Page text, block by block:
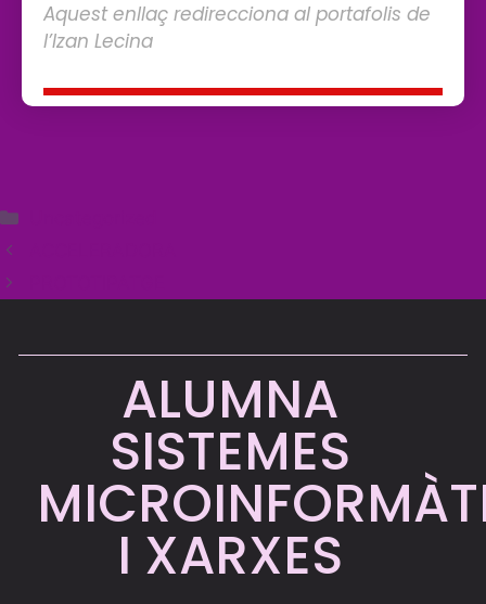
Aquest enllaç redirecciona al portafolis de
l’Izan Lecina
ALUMNA
SISTEMES
I XARXES​